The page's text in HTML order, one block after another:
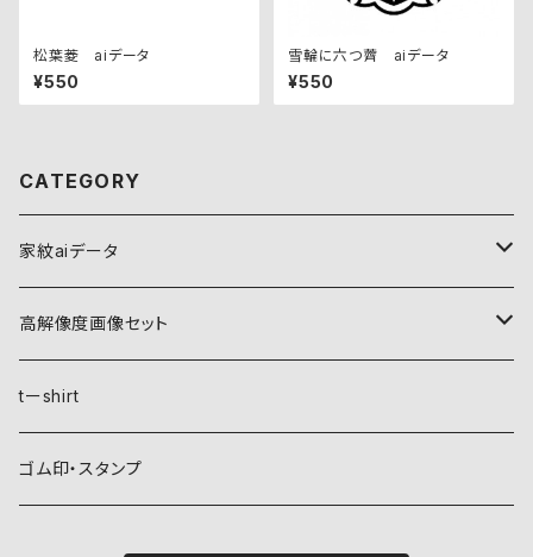
松葉菱 aiデータ
¥550
雪輪に六つ薺 aiデータ
¥550
CATEGORY
家紋aiデータ
自然紋
稲妻
霞
植物紋
葵
動物紋
高解像度画像セット
自然紋
稲妻
植物紋
tーshirt
ゴム印・スタンプ